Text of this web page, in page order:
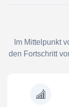
Im Mittelpunkt
den Fortschritt